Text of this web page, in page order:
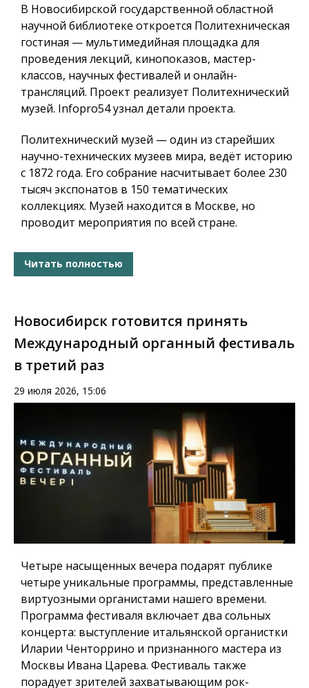
В Новосибирской государственной областной
научной библиотеке откроется Политехническая
гостиная — мультимедийная площадка для
проведения лекций, кинопоказов, мастер-
классов, научных фестивалей и онлайн-
трансляций. Проект реализует Политехнический
музей. Infopro54узнал детали проекта.
Политехнический музей — один из старейших
научно-технических музеев мира, ведёт историю
с 1872 года. Его собрание насчитывает более 230
тысяч экспонатов в 150 тематических
коллекциях. Музей находится в Москве, но
проводит мероприятия по всей стране.
Читать полностью
Новосибирск готовится принять
Международный органный фестиваль
в третий раз
29 июля 2026, 15:06
Четыре насыщенных вечера подарят публике
четыре уникальные программы, представленные
виртуозными органистами нашего времени.
Программа фестиваля включает два сольных
концерта: выступление итальянской органистки
Иларии Ченторрино и признанного мастера из
Москвы Ивана Царева. Фестиваль также
порадует зрителей захватывающим рок-